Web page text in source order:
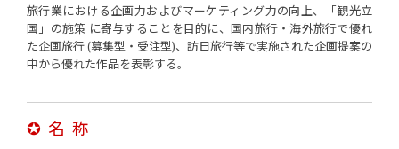
旅行業における企画力およびマーケティング力の向上、「観光立
国」の施策 に寄与することを目的に、国内旅行・海外旅行で優れ
た企画旅行 (募集型・受注型)、訪日旅行等で実施された企画提案の
中から優れた作品を表彰する。
✪ 名 称